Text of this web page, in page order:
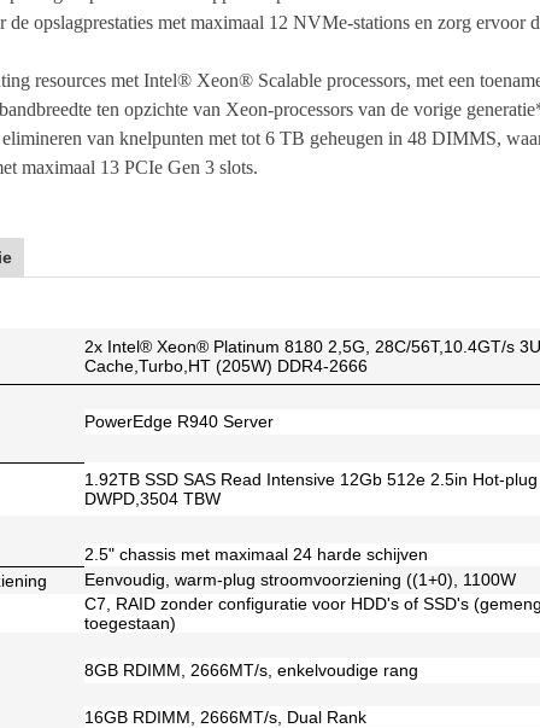
de opslagprestaties met maximaal 12 NVMe-stations en zorg ervoor
resources met Intel® Xeon® Scalable processors, met een
ten opzichte van Xeon-processors van de vorige
van knelpunten met tot 6 TB geheugen in 48 DIMMS,
maximaal 13 PCIe Gen 3 slots.
2x Intel® Xeon® Platinum 8180 2,5G, 28C/56T,10.4GT/s
Cache,Turbo,HT (205W) DDR4-2666
PowerEdge R940 Server
1.92TB SSD SAS Read Intensive 12Gb 512e 2.5in Hot-
DWPD,3504 TBW
2.5" chassis met maximaal 24 harde schijven
Eenvoudig, warm-plug stroomvoorziening ((1+0), 1100W
C7, RAID zonder configuratie voor HDD's of SSD's
toegestaan)
8GB RDIMM, 2666MT/s, enkelvoudige rang
16GB RDIMM, 2666MT/s, Dual Rank